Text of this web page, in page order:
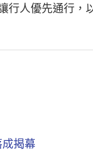
行人優先通行，
揭幕